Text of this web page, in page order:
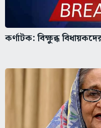
কর্ণাটক: বিক্ষুব্ধ